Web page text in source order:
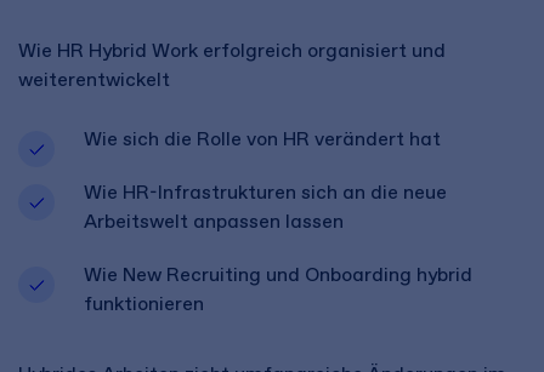
Wie HR Hybrid Work erfolgreich organisiert und
weiterentwickelt
Wie sich die Rolle von HR verändert hat
Wie HR-Infrastrukturen sich an die neue
Arbeitswelt anpassen lassen
Wie New Recruiting und Onboarding hybrid
funktionieren